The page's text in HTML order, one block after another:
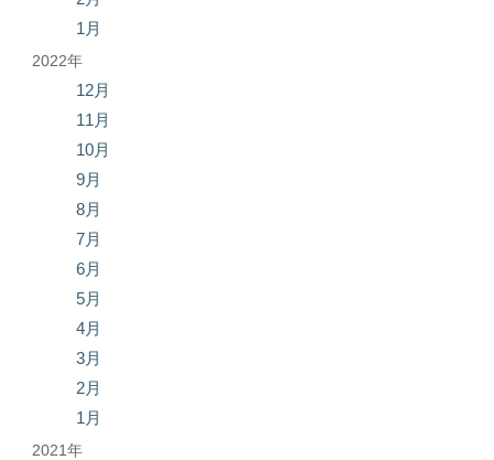
1月
2022年
12月
11月
10月
9月
8月
7月
6月
5月
4月
3月
2月
1月
2021年